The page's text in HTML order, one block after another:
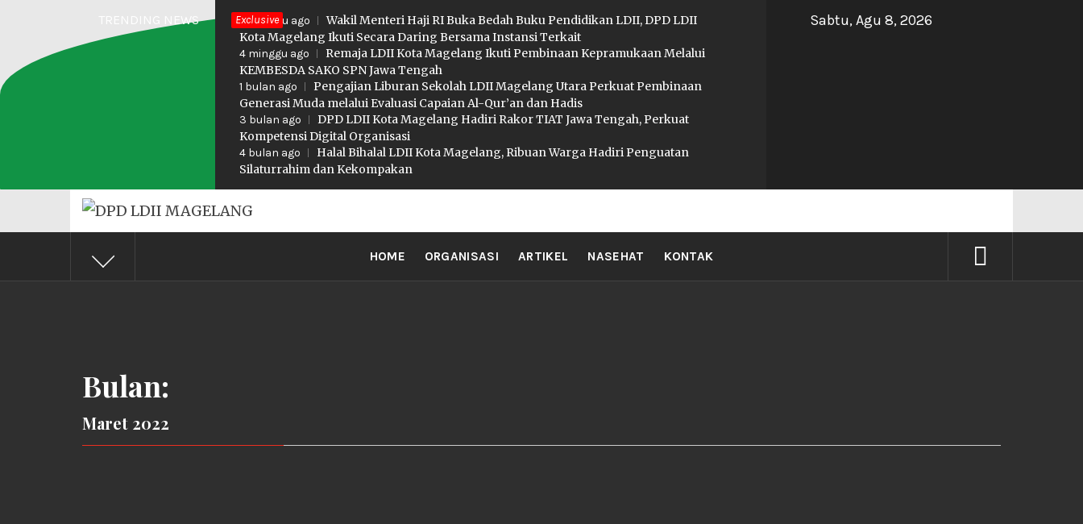
content
TRENDING NEWS Exclusive
3 minggu ago
Wakil Menteri Haji RI Buka Bedah Buku Pendidikan LDII, DPD LDII
Kota Magelang Ikuti Secara Daring Bersama Instansi Terkait
4 minggu ago
Remaja LDII Kota Magelang Ikuti Pembinaan Kepramukaan Melalui
KEMBESDA SAKO SPN Jawa Tengah
1 bulan ago
Pengajian Liburan Sekolah LDII Magelang Utara Perkuat Pembinaan
Generasi Muda melalui Evaluasi Capaian Al-Qur’an dan Hadis
3 bulan ago
DPD LDII Kota Magelang Hadiri Rakor TIAT Jawa Tengah, Perkuat
Kompetensi Digital Organisasi
4 bulan ago
Halal Bihalal LDII Kota Magelang, Ribuan Warga Hadiri Penguatan
Silaturrahim dan Kekompakan
Sabtu, Agu 8, 2026
DPD LDII MAGELANG
Profesional Religius
HOME ORGANISASI ARTIKEL NASEHAT KONTAK
Bulan:
Maret 2022